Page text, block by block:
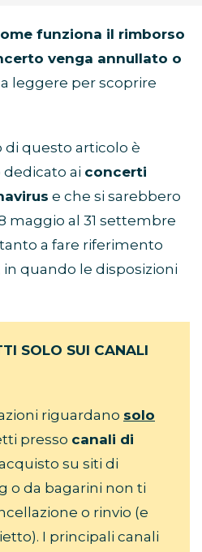
funziona il rimborso
venga annullato o
leggere per scoprire
di questo articolo è
dedicato ai concerti
e che si sarebbero
maggio al 31 settembre
a fare riferimento
quando le disposizioni
SOLO SUI CANALI
riguardano solo
presso canali di
su siti di
o da bagarini non ti
o rinvio (e
I principali canali